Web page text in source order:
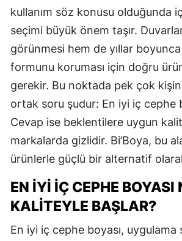
kullanım söz konusu olduğunda
seçimi büyük önem taşır.
görünmesi hem de yıllar
formunu koruması için doğru
gerekir. Bu noktada pek çok
ortak soru şudur: En iyi iç cephe
Cevap ise beklentilere uygun
markalarda gizlidir. Bi’Boya, bu
ürünlerle güçlü bir alternatif
EN İYI İÇ CEPHE BOYASI
KALITEYLE BAŞLAR?
En iyi iç cephe boyası, uygulama